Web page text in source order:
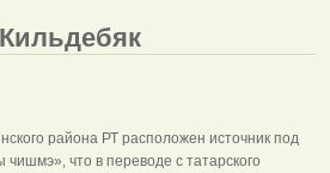
района РТ расположен источник под
что в переводе с татарского